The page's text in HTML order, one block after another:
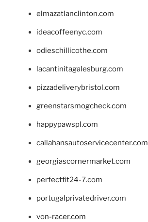
elmazatlanclinton.com
ideacoffeenyc.com
odieschillicothe.com
lacantinitagalesburg.com
pizzadeliverybristol.com
greenstarsmogcheck.com
happypawspl.com
callahansautoservicecenter.com
georgiascornermarket.com
perfectfit24-7.com
portugalprivatedriver.com
von-racer.com